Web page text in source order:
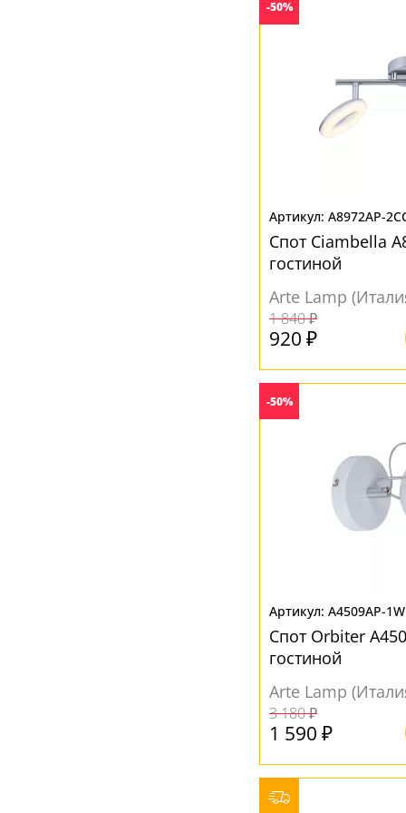
-50%
A8972AP-
Спот Ciambella
гостиной
Arte Lamp
1 840 ₽
920 ₽
-50%
A4509AP-
Спот Orbiter
гостиной
Arte Lamp
3 180 ₽
1 590 ₽